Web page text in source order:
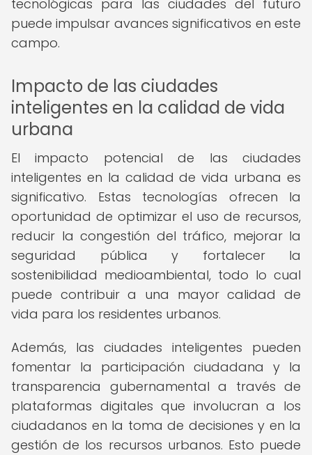
tecnológicas para las ciudades del futuro
puede impulsar avances significativos en este
campo.
Impacto de las ciudades
inteligentes en la calidad de vida
urbana
El impacto potencial de las ciudades
inteligentes en la calidad de vida urbana es
significativo. Estas tecnologías ofrecen la
oportunidad de optimizar el uso de recursos,
reducir la congestión del tráfico, mejorar la
seguridad pública y fortalecer la
sostenibilidad medioambiental, todo lo cual
puede contribuir a una mayor calidad de
vida para los residentes urbanos.
Además, las ciudades inteligentes pueden
fomentar la participación ciudadana y la
transparencia gubernamental a través de
plataformas digitales que involucran a los
ciudadanos en la toma de decisiones y en la
gestión de los recursos urbanos. Esto puede